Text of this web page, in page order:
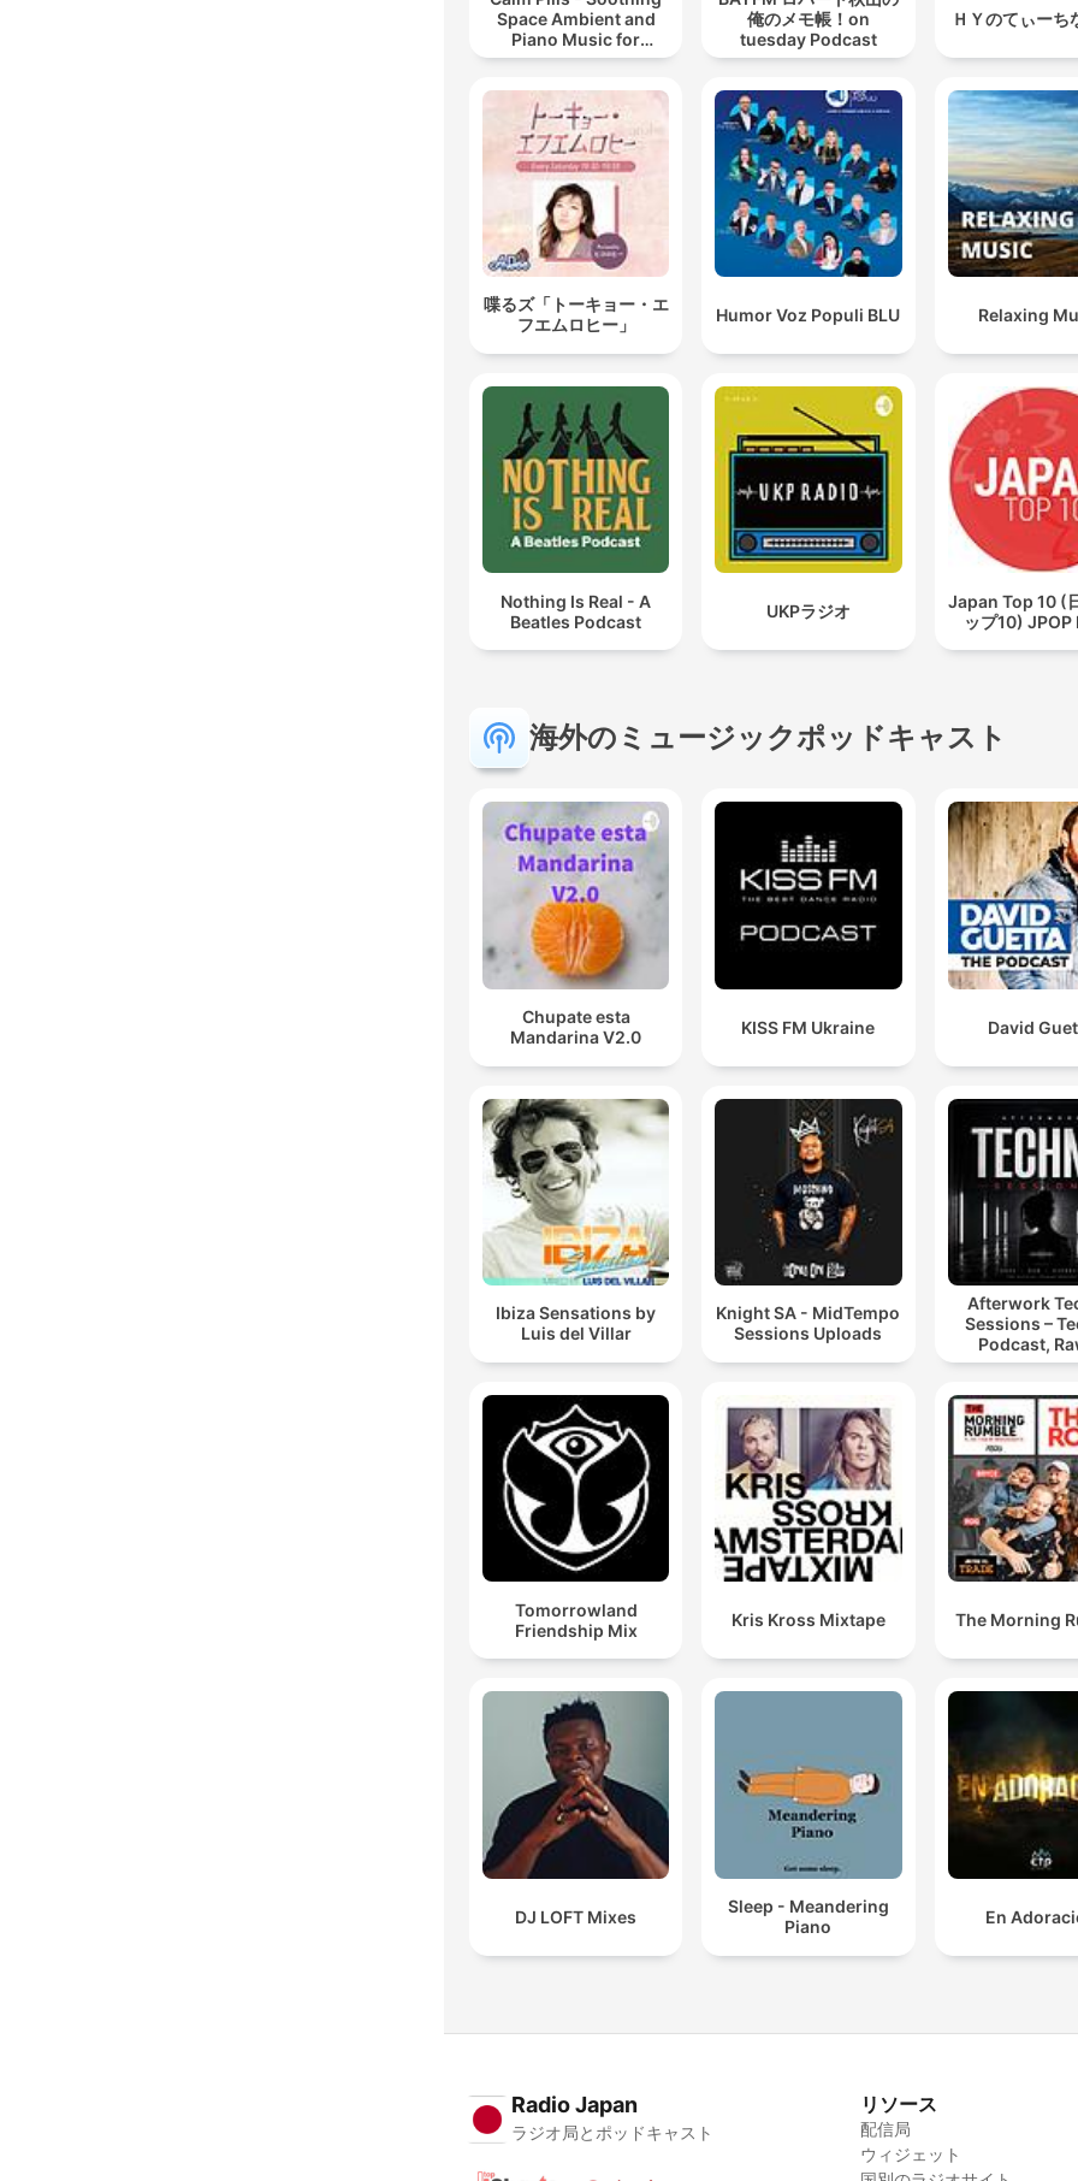
Space Ambient and
Piano Music for
Relaxing, Sleeping,
Meditation
俺のメモ帳！on
tuesday Podcast
ＨＹのてぃーち
喋るズ「トーキョー・エ
フエムロヒー」
Humor Voz Populi BLU Relaxing
Nothing Is Real - A
Beatles Podcast
UKPラジオ
Japan Top 10 (
ップ10) JPOP
海外のミュージックポッドキャスト
Chupate esta
Mandarina V2.0
KISS FM Ukraine David
Ibiza Sensations by
Luis del Villar
Knight SA - MidTempo
Sessions Uploads
Afterwork
Sessions –
Podcast,
Hypnotic
Tomorrowland
Friendship Mix
Kris Kross Mixtape The Morning
DJ LOFT Mixes
Sleep - Meandering
Piano
En
Radio Japan
ラジオ局とポッドキャスト
リソース
配信局
ウィジェット